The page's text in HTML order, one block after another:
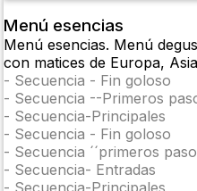
Menú esencias
Menú esencias. Menú
con matices de Europa,
- Secuencia - Fin goloso
- Secuencia --Primeros
- Secuencia-Principales
- Secuencia - Fin goloso
- Secuencia ´´primeros
- Secuencia- Entradas